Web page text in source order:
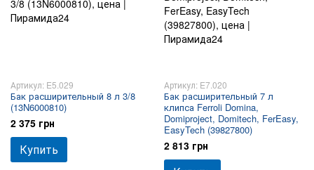
Артикул: E5.029
Бак расширительный 8 л 3/8
(13N6000810)
2 375 грн
Купить
Артикул: E7.020
Бак расширительный 7 л
клипса Ferroli Domina,
Domiproject, Domitech, FerEasy,
EasyTech (39827800)
2 813 грн